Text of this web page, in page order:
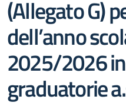
(Allegato G)
dell’anno
2025/2026
graduatorie